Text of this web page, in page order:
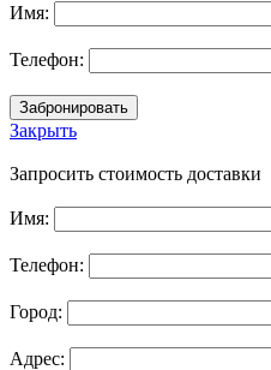
Имя:
Телефон:
Закрыть
Запросить стоимость доставки
Имя:
Телефон:
Город:
Адрес: